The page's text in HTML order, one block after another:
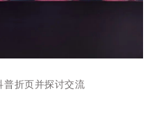
折页并探讨交流